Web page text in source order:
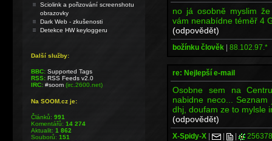
no já osobně myslim
vám nenabídne téměř 4
(odpovědět)
božínku člověk | 88.102.97.*
re: Nejlepší e-mail
Osobne sem na
nabidne neco...
dhj, doufam ze to mylsle
(odpovědět)
X-Spidy-X | | |
Sciolink a pořizování screenshotu
obrazovky
Dark Web - zkušenosti
Detekce HW keyloggeru
Další služby:
BBC: Supported Tags
RSS: RSS Feeds v2.0
IRC: #soom(irc.2600.net)
Na SOOM.cz je:
Článků:991
Komentářů:14 274
Aktualit:1 862
Souborů:151